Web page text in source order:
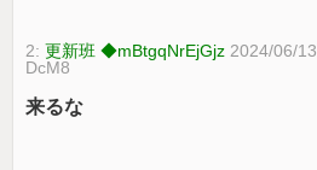
2:更新班 ◆mBtgqNrEjGjz2024/06/
DcM8
来るな